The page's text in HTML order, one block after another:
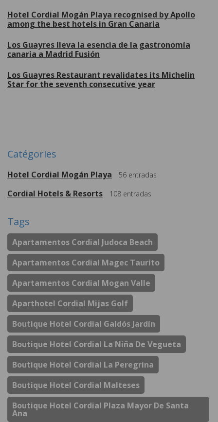
Hotel Cordial Mogán Playa recognised by Apollo
among the best hotels in Gran Canaria
Los Guayres lleva la esencia de la gastronomía
canaria a Madrid Fusión
Los Guayres Restaurant revalidates its Michelin
Star for the seventh consecutive year
Catégories
Hotel Cordial Mogán Playa 56 entradas
Cordial Hotels & Resorts 108 entradas
Tags
Apartamentos Cordial Judoca Beach
Apartamentos Cordial Magec Taurito
Apartamentos Cordial Mogan Valle
Aparthotel Cordial Mijas Golf
Boutique Hotel Cordial Galdós Jardín
Boutique Hotel Cordial La Niña De Vegueta
Boutique Hotel Cordial La Peregrina
Boutique Hotel Cordial Malteses
Boutique Hotel Cordial Plaza Mayor De Santa
Ana